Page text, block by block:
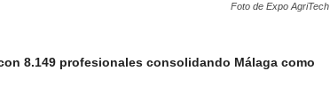
Foto de Expo AgriTech
8.149 profesionales consolidando Málaga como